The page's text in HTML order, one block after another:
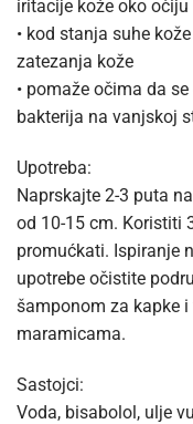
iritacije kože oko očiju
• kod stanja suhe
zatezanja kože
• pomaže očima da
bakterija na vanjskoj
Upotreba:
Naprskajte 2-3 puta
od 10-15 cm. Koristiti
promućkati. Ispiranje
upotrebe očistite
šamponom za kapke
maramicama.
Sastojci:
Voda, bisabolol, ulje